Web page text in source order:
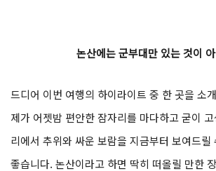
논산에는 군부대만 있는 것이
드디어 이번 여행의 하이라이트 중 한 곳을 소
제가 어젯밤 편안한 잠자리를 마다하고 굳이
리에서 추위와 싸운 보람을 지금부터 보여드릴
좋습니다. 논산이라고 하면 딱히 떠올릴 만한